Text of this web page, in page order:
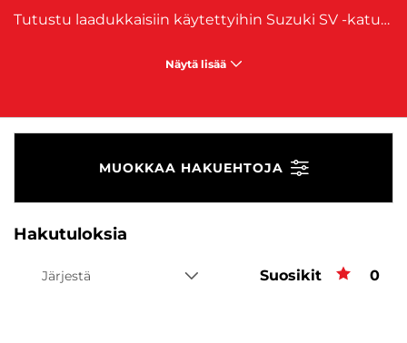
Tutustu laadukkaisiin käytettyihin Suzuki SV -katupyöriin, missä voima, tyyli ja kaupunkiseikkailu yhdistyvät täydellisesti. Valikoimamme tarjoaa vaikuttavan valikoiman käytettyjä malleja, jotka sopivat täydellisesti kaupunkiliikenteeseen ja kaikille, jotka etsivät voimakasta ja tyylikästä ajokumppania. Suzuki SV -katupyörät ovat tunnettuja energisestä suorituskyvystään ja tarkasta ohjattavuudestaan, mikä tekee niistä täydellisen valinnan kaupungin sykkeeseen. Voit odottaa dynaamista ajokokemusta ja voimaa, joka vastaa kaupunkiympäristön vaatimuksiin. Jokainen käytetty Suzuki SV -moottoripyörä valikoimassamme on varmistettu tarjoamaan sinulle luotettavan ja nautinnollisen ajokokemuksen. Olitpa sitten liikkeellä kiireisillä kaupunkikaduilla tai suuntaat kohti seikkailuja, Suzuki SV kuljettaa sinut perille tyylikkäästi ja voimakkaasti. Selaa valikoimaamme, tutustu yksityiskohtiin ja löydä oma Suzuki SV -katupyöräsi, joka sopii juuri sinun ajotarpeisiisi. Osta käytetty Suzuki SV ja lähde matkaan kaupungin sykkeessä. Koe voima, tyyli ja kaupunkiseikkailu uudella tasolla Suzuki SV -moottoripyörän ohjaksissa! Laadukkaat käytetyt Suzuki SV-moottoripyörät hankit kätevästi J. Rinta-Joupilta. Moottoripyöriimme on saatavilla
Näytä lisää
MUOKKAA HAKUEHTOJA
Hakutuloksia
Järjestä Suosikit 0